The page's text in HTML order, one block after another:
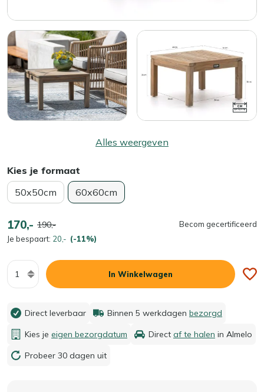
Alles weergeven
Kies je formaat
50x50cm
60x60cm
170,- 190,-
Je bespaart: 20,- (-11%)
Becom gecertificeerd
Aantal
In Winkelwagen
Direct leverbaar Binnen 5 werkdagen bezorgd
Kies je eigen bezorgdatum Direct af te halen in Almelo
Probeer 30 dagen uit